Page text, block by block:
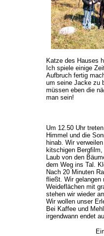
Katze des Hauses
Ich spiele einige
Aufbruch fertig
um seine Jacke zu
müssen eben die
man sein!
Um 12.50 Uhr
Himmel und die
hinab. Wir
kitschigen
Laub von den
dem Weg ins Tal.
Nach 20 Minuten
fließt. Wir gelangen
Weideflächen mit
stehen wir wieder
Wir wollen unser
Bei Kaffee und
irgendwann endet